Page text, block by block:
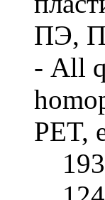
ПЭ,
- All
PET,